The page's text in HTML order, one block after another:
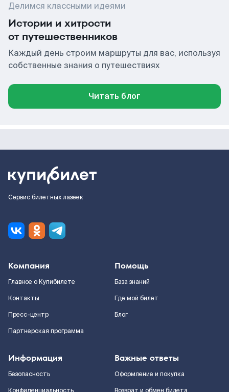
Делимся классными идеями
Истории и хитрости
от путешественников
Каждый день строим маршруты для вас, используя
собственные знания о путешествиях
Читать блог
Сервис билетных лазеек
Компания
Главное о Купибилете
Контакты
Пресс-центр
Партнерская программа
Помощь
База знаний
Где мой билет
Блог
Информация
Безопасность
Важные ответы
Оформление и покупка